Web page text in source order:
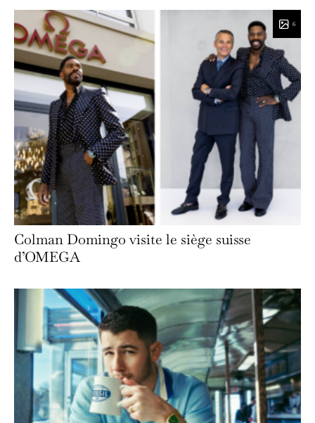
6
Colman Domingo visite le siège suisse
d’OMEGA